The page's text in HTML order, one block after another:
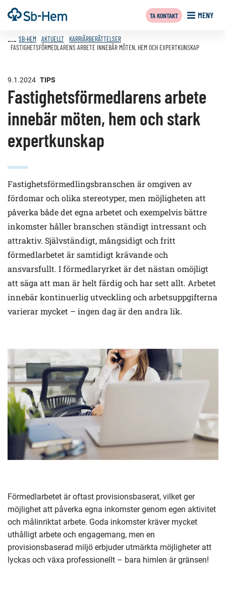
Till
innehållet
Framsida MENY
TA KONTAKT
SB-HEM AKTUELLT
KARRIÄRBERÄTTELSER
FASTIGHETSFÖRMEDLARENS ARBETE INNEBÄR MÖTEN, HEM OCH EXPERTKUNSKAP
9.1.2024 TIPS
Fastighetsförmedlarens arbete
innebär möten, hem och stark
expertkunskap
Fastighetsförmedlingsbranschen är omgiven av
fördomar och olika stereotyper, men möjligheten att
påverka både det egna arbetet och exempelvis bättre
inkomster håller branschen ständigt intressant och
attraktiv. Självständigt, mångsidigt och fritt
förmedlarbetet är samtidigt krävande och
ansvarsfullt. I förmedlaryrket är det nästan omöjligt
att säga att man är helt färdig och har sett allt. Arbetet
innebär kontinuerlig utveckling och arbetsuppgifterna
varierar mycket – ingen dag är den andra lik.
Förmedlarbetet är oftast provisionsbaserat, vilket ger
möjlighet att påverka egna inkomster genom egen aktivitet
och målinriktat arbete. Goda inkomster kräver mycket
uthålligt arbete och engagemang, men en
provisionsbaserad miljö erbjuder utmärkta möjligheter att
lyckas och växa professionellt – bara himlen är gränsen!